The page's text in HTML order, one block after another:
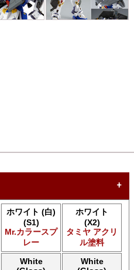
等の色を見つけやすくしま
Gen Acrylics
ホワイト (白)
(S1)
Mr.カラースプ
レー
ホワイト
(X2)
タミヤ アクリ
ル塗料
White
White